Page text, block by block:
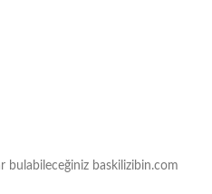
bulabileceğiniz baskilizibin.com